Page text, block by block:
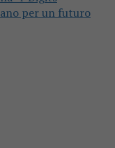
per un futuro